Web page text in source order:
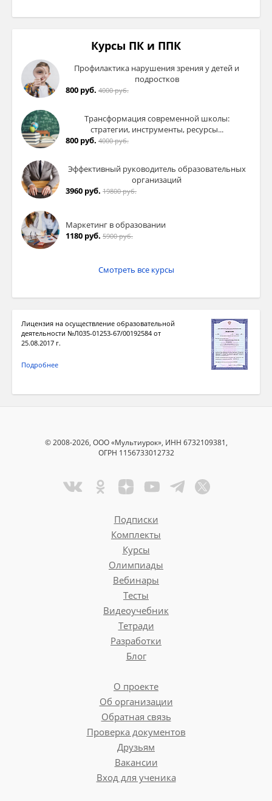
Курсы ПК и ППК
Профилактика нарушения зрения у детей и
подростков
800 руб. 4000 руб.
Трансформация современной школы:
стратегии, инструменты, ресурсы...
800 руб. 4000 руб.
Эффективный руководитель образовательных
организаций
3960 руб. 19800 руб.
Маркетинг в образовании
1180 руб. 5900 руб.
Смотреть все курсы
Лицензия на осуществление образовательной
деятельности №Л035-01253-67/00192584 от
25.08.2017 г.
Подробнее
© 2008-2026, ООО «Мультиурок», ИНН 6732109381,
ОГРН 1156733012732
Подписки
Комплекты
Курсы
Олимпиады
Вебинары
Тесты
Видеоучебник
Тетради
Разработки
Блог
О проекте
Об организации
Обратная связь
Проверка документов
Друзьям
Вакансии
Вход для ученика